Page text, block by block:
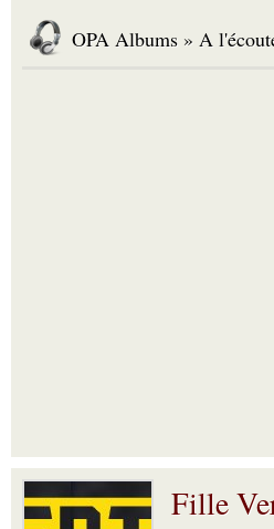
OPA Albums » A
Fille